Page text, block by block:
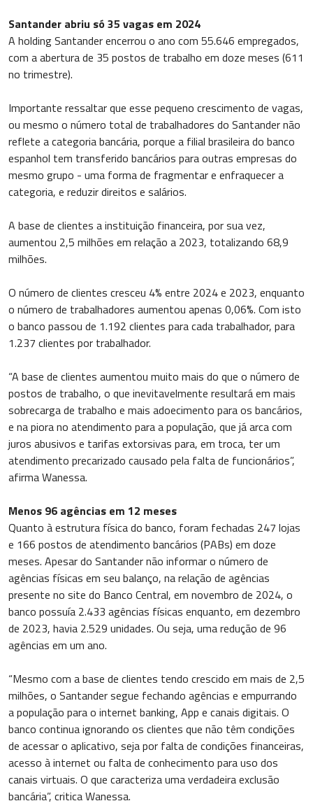
Santander abriu só 35 vagas em 2024
A holding Santander encerrou o ano com 55.646 empregados,
com a abertura de 35 postos de trabalho em doze meses (611
no trimestre).
Importante ressaltar que esse pequeno crescimento de vagas,
ou mesmo o número total de trabalhadores do Santander não
reflete a categoria bancária, porque a filial brasileira do banco
espanhol tem transferido bancários para outras empresas do
mesmo grupo - uma forma de fragmentar e enfraquecer a
categoria, e reduzir direitos e salários.
A base de clientes a instituição financeira, por sua vez,
aumentou 2,5 milhões em relação a 2023, totalizando 68,9
milhões.
O número de clientes cresceu 4% entre 2024 e 2023, enquanto
o número de trabalhadores aumentou apenas 0,06%. Com isto
o banco passou de 1.192 clientes para cada trabalhador, para
1.237 clientes por trabalhador.
“A base de clientes aumentou muito mais do que o número de
postos de trabalho, o que inevitavelmente resultará em mais
sobrecarga de trabalho e mais adoecimento para os bancários,
e na piora no atendimento para a população, que já arca com
juros abusivos e tarifas extorsivas para, em troca, ter um
atendimento precarizado causado pela falta de funcionários”,
afirma Wanessa.
Menos 96 agências em 12 meses
Quanto à estrutura física do banco, foram fechadas 247 lojas
e 166 postos de atendimento bancários (PABs) em doze
meses. Apesar do Santander não informar o número de
agências físicas em seu balanço, na relação de agências
presente no site do Banco Central, em novembro de 2024, o
banco possuía 2.433 agências físicas enquanto, em dezembro
de 2023, havia 2.529 unidades. Ou seja, uma redução de 96
agências em um ano.
“Mesmo com a base de clientes tendo crescido em mais de 2,5
milhões, o Santander segue fechando agências e empurrando
a população para o internet banking, App e canais digitais. O
banco continua ignorando os clientes que não têm condições
de acessar o aplicativo, seja por falta de condições financeiras,
acesso à internet ou falta de conhecimento para uso dos
canais virtuais. O que caracteriza uma verdadeira exclusão
bancária”, critica Wanessa.